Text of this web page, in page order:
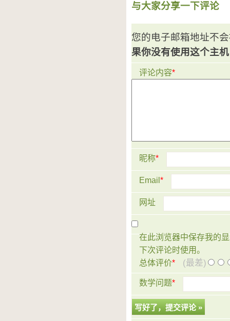
与大家分享一下评论
您的电子邮箱地址不
果你没有使用这个主
评论内容*
昵称*
Email *
网址
在此浏览器中保存我的
下次评论时使用。
总体评价* (最差)
数学问题*